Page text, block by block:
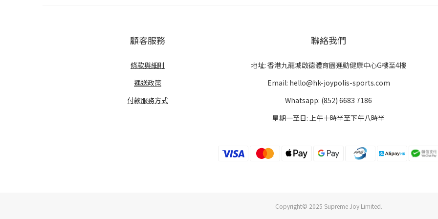
顧客服務
條款與細則
運送政策
付款服務方式
聯絡我們
地址: 香港九龍城啟德體育園運動健康中心G樓至4樓
Email: hello@hk-joypolis-sports.com
Whatsapp: (852) 6683 7186
星期一至日: 上午十時半至下午八時半
Copyright© 2025 Supreme Joy Limited.